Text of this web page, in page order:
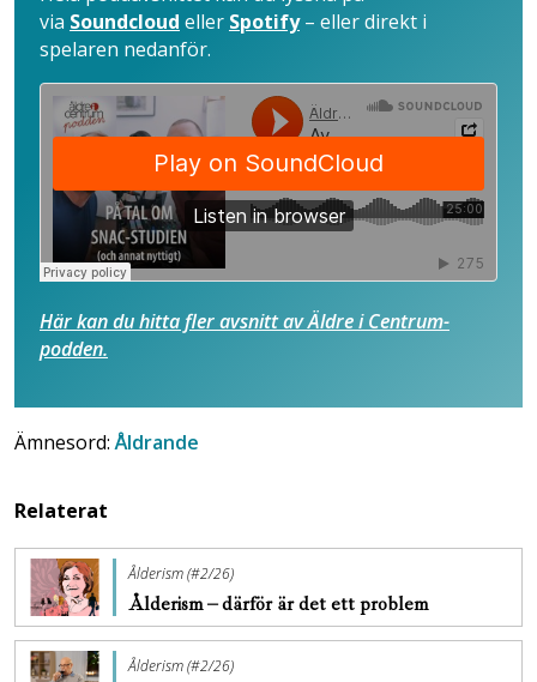
via Soundcloud eller Spotify– eller direkt i
spelaren nedanför.
Här kan du hitta fler avsnitt av Äldre i Centrum-
podden.
Ämnesord:Åldrande
Relaterat
Ålderism (#2/26)
Ålderism – därför är det ett problem
Ålderism (#2/26)